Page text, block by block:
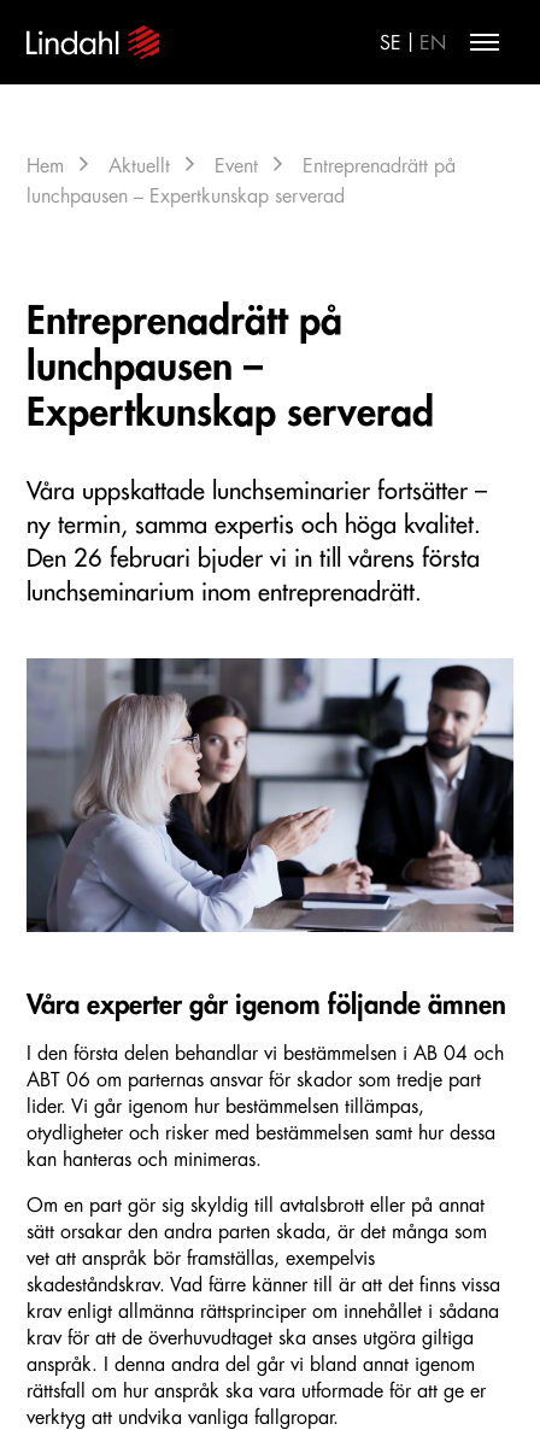
SE EN
Hem Aktuellt Event
Entreprenadrätt på
lunchpausen – Expertkunskap serverad
Entreprenadrätt på
lunchpausen –
Expertkunskap serverad
Våra uppskattade lunchseminarier fortsätter –
ny termin, samma expertis och höga kvalitet.
Den 26 februari bjuder vi in till vårens första
lunchseminarium inom entreprenadrätt.
Våra experter går igenom följande ämnen
I den första delen behandlar vi bestämmelsen i AB 04 och
ABT 06 om parternas ansvar för skador som tredje part
lider. Vi går igenom hur bestämmelsen tillämpas,
otydligheter och risker med bestämmelsen samt hur dessa
kan hanteras och minimeras.
Om en part gör sig skyldig till avtalsbrott eller på annat
sätt orsakar den andra parten skada, är det många som
vet att anspråk bör framställas, exempelvis
skadeståndskrav. Vad färre känner till är att det finns vissa
krav enligt allmänna rättsprinciper om innehållet i sådana
krav för att de överhuvudtaget ska anses utgöra giltiga
anspråk. I denna andra del går vi bland annat igenom
rättsfall om hur anspråk ska vara utformade för att ge er
verktyg att undvika vanliga fallgropar.